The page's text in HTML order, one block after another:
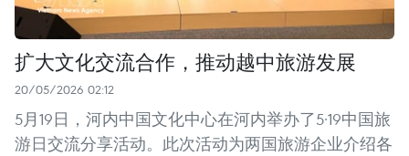
扩大文化交流合作，推动越中旅游发展
20/05/2026 02:12
5月19日，河内中国文化中心在河内举办了5·19中国旅
游日交流分享活动。此次活动为两国旅游企业介绍各